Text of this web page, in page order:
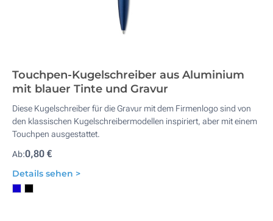
Touchpen-Kugelschreiber aus Aluminium
mit blauer Tinte und Gravur
Diese Kugelschreiber für die Gravur mit dem Firmenlogo sind von
den klassischen Kugelschreibermodellen inspiriert, aber mit einem
Touchpen ausgestattet.
Ab:0,80 €
Details sehen >